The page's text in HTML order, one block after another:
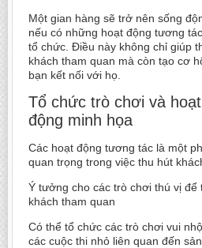
Một gian hàng sẽ trở nên sống
nếu có những hoạt động tương
tổ chức. Điều này không chỉ giúp
khách tham quan mà còn tạo cơ
bạn kết nối với họ.
Tổ chức trò chơi và hoạt
động minh họa
Các hoạt động tương tác là một
quan trọng trong việc thu hút
Ý tưởng cho các trò chơi thú vị để
khách tham quan
Có thể tổ chức các trò chơi vui
các cuộc thi nhỏ liên quan đến